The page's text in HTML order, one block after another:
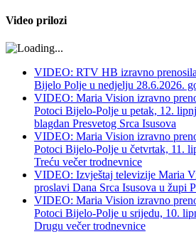
Video prilozi
VIDEO: RTV HB izravno
Bijelo Polje u nedjelju 28.6.2026.
VIDEO: Maria Vision izravno
Potoci Bijelo-Polje u petak, 12.
blagdan Presvetog Srca Isusova
VIDEO: Maria Vision izravno
Potoci Bijelo-Polje u četvrtak, 11.
Treću večer trodnevnice
VIDEO: Izvještaj televizije Maria
proslavi Dana Srca Isusova u župi
VIDEO: Maria Vision izravno
Potoci Bijelo-Polje u srijedu, 10.
Drugu večer trodnevnice